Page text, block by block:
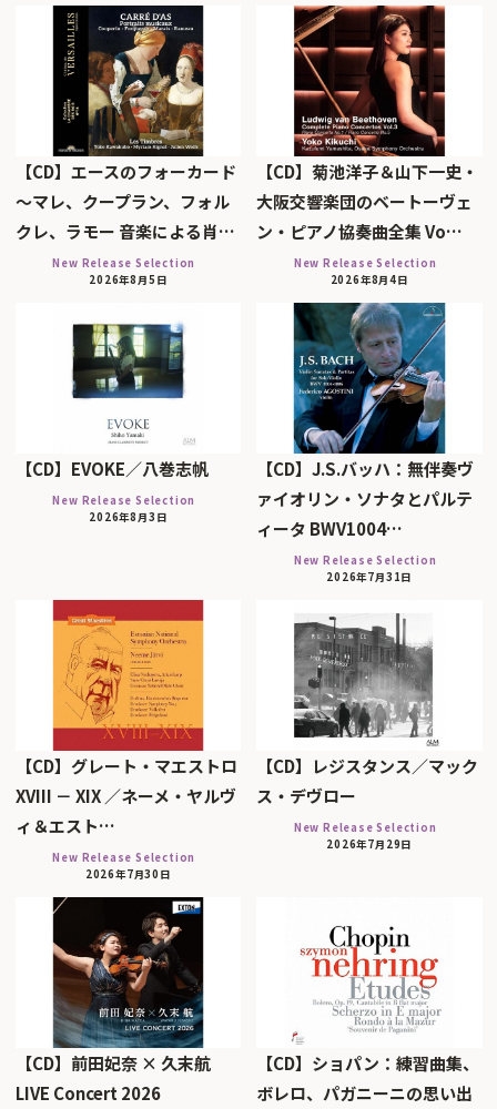
【CD】エースのフォーカード
～マレ、クープラン、フォル
クレ、ラモー 音楽による肖…
New Release Selection
2026年8月5日
【CD】菊池洋子＆山下一史・
大阪交響楽団のベートーヴェ
ン・ピアノ協奏曲全集 Vo…
New Release Selection
2026年8月4日
【CD】EVOKE／八巻志帆
New Release Selection
2026年8月3日
【CD】J.S.バッハ：無伴奏ヴ
ァイオリン・ソナタとパルテ
ィータ BWV1004…
New Release Selection
2026年7月31日
【CD】グレート・マエストロ
XVIII － XIX ／ネーメ・ヤルヴ
ィ＆エスト…
New Release Selection
2026年7月30日
【CD】レジスタンス／マック
ス・デヴロー
New Release Selection
2026年7月29日
【CD】前田妃奈 × 久末航
LIVE Concert 2026
【CD】ショパン：練習曲集、
ボレロ、パガニーニの思い出